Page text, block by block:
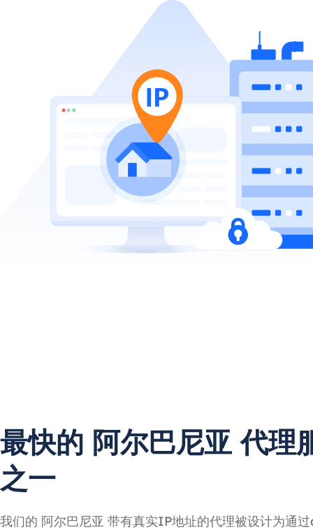
最快的 阿尔巴尼亚 代理
之一
我们的 阿尔巴尼亚 带有真实IP地址的代理被设计为通